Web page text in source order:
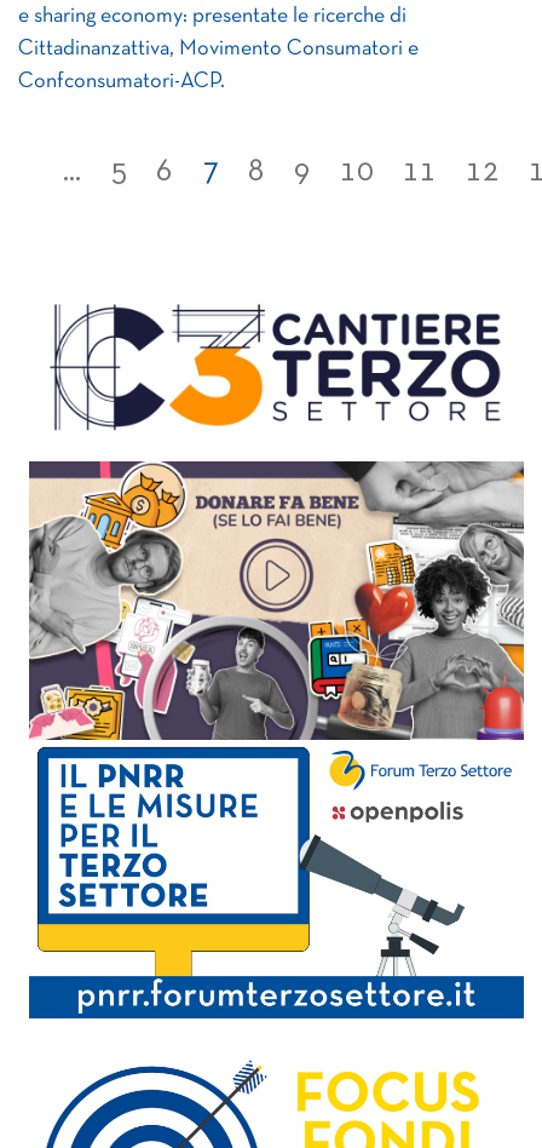
e sharing economy: presentate le ricerche di
Cittadinanzattiva, Movimento Consumatori e
Confconsumatori-ACP.
... 5 6 7 8 9 10 11 12